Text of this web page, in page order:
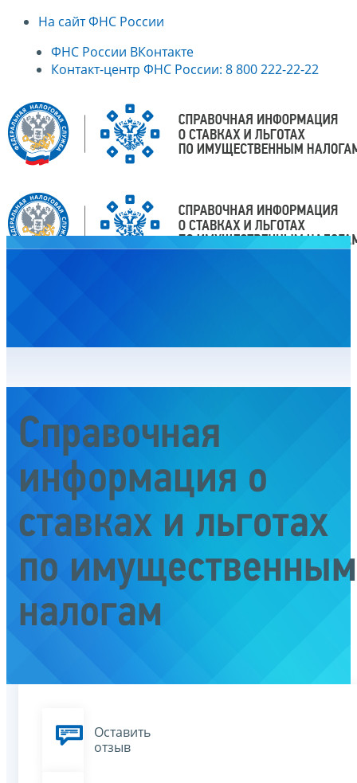
На сайт ФНС России
ФНС России ВКонтакте
Контакт-центр ФНС России: 8 800 222-22-22
Справочная
информация о
ставках и льготах
по имущественным
налогам
Оставить
отзыв